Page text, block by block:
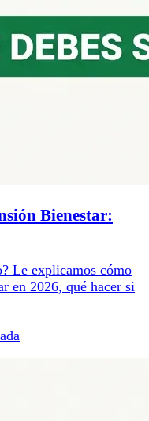
Bienestar:
Le explicamos cómo
en 2026, qué hacer si